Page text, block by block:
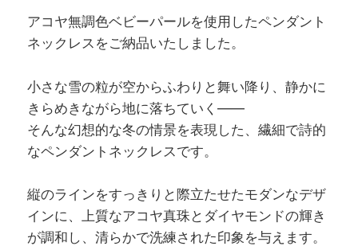
アコヤ無調色ベビーパールを使用したペンダント
ネックレスをご納品いたしました。
小さな雪の粒が空からふわりと舞い降り、静かに
きらめきながら地に落ちていく――
そんな幻想的な冬の情景を表現した、繊細で詩的
なペンダントネックレスです。
縦のラインをすっきりと際立たせたモダンなデザ
インに、上質なアコヤ真珠とダイヤモンドの輝き
が調和し、清らかで洗練された印象を与えます。